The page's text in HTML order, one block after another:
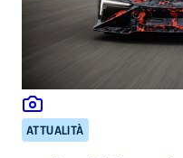
ATTUALITÀ